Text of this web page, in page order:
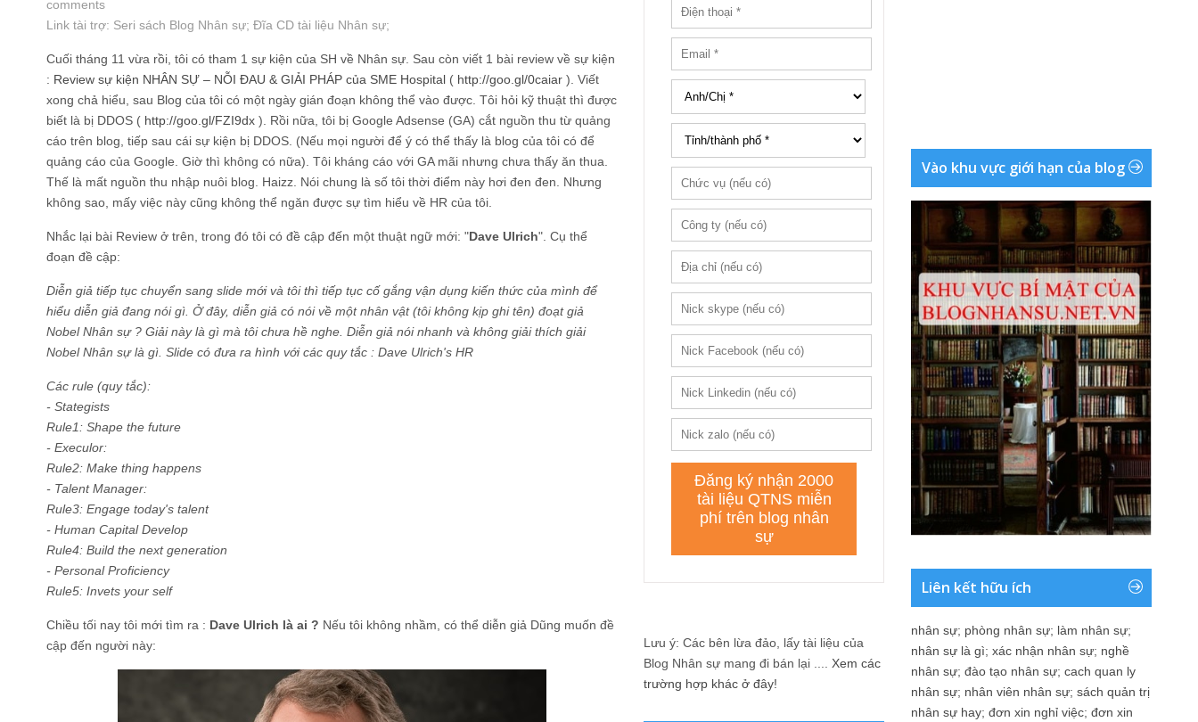
comments
Link tài trợ: Seri sách Blog Nhân sự; Đĩa CD tài liệu Nhân sự;
Cuối tháng 11 vừa rồi, tôi có tham 1 sự kiện của SH về Nhân sự. Sau còn viết 1 bài review về sự kiện
: Review sự kiện NHÂN SỰ – NỖI ĐAU & GIẢI PHÁP của SME Hospital ( http://goo.gl/0caiar ). Viết
xong chả hiểu, sau Blog của tôi có một ngày gián đoạn không thể vào được. Tôi hỏi kỹ thuật thì được
biết là bị DDOS ( http://goo.gl/FZI9dx ). Rồi nữa, tôi bị Google Adsense (GA) cắt nguồn thu từ quảng
cáo trên blog, tiếp sau cái sự kiện bị DDOS. (Nếu mọi người để ý có thể thấy là blog của tôi có để
quảng cáo của Google. Giờ thì không có nữa). Tôi kháng cáo với GA mãi nhưng chưa thấy ăn thua.
Thế là mất nguồn thu nhập nuôi blog. Haizz. Nói chung là số tôi thời điểm này hơi đen đen. Nhưng
không sao, mấy việc này cũng không thể ngăn được sự tìm hiểu về HR của tôi.
Nhắc lại bài Review ở trên, trong đó tôi có đề cập đến một thuật ngữ mới: "Dave Ulrich". Cụ thể
đoạn đề cập:
Diễn giả tiếp tục chuyển sang slide mới và tôi thì tiếp tục cố gắng vận dụng kiến thức của mình để
hiểu diễn giả đang nói gì. Ở đây, diễn giả có nói về một nhân vật (tôi không kịp ghi tên) đoạt giả
Nobel Nhân sự ? Giải này là gì mà tôi chưa hề nghe. Diễn giả nói nhanh và không giải thích giải
Nobel Nhân sự là gì. Slide có đưa ra hình với các quy tắc : Dave Ulrich's HR
Các rule (quy tắc):
- Stategists
Rule1: Shape the future
- Execulor:
Rule2: Make thing happens
- Talent Manager:
Rule3: Engage today's talent
- Human Capital Develop
Rule4: Build the next generation
- Personal Proficiency
Rule5: Invets your self
Chiều tối nay tôi mới tìm ra : Dave Ulrich là ai ? Nếu tôi không nhầm, có thể diễn giả Dũng muốn đề
cập đến người này:
Lưu ý: Các bên lừa đảo, lấy tài liệu của
Blog Nhân sự mang đi bán lại .... Xem các
trường hợp khác ở đây!
Vào khu vực giới hạn của blog
Liên kết hữu ích
nhân sự; phòng nhân sự; làm nhân sự;
nhân sự là gì; xác nhận nhân sự; nghề
nhân sự; đào tạo nhân sự; cach quan ly
nhân sự; nhân viên nhân sự; sách quản trị
nhân sự hay; đơn xin nghỉ việc; đơn xin